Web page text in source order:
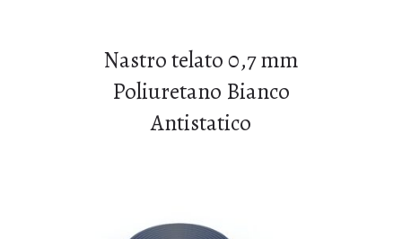
Nastro telato 0,7 mm
Poliuretano Bianco
Antistatico